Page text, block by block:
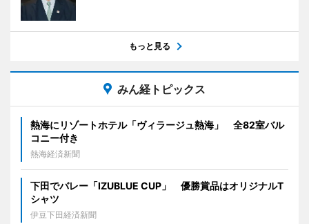
もっと見る
みん経トピックス
熱海にリゾートホテル「ヴィラージュ熱海」 全82室バル
コニー付き
熱海経済新聞
下田でバレー「IZUBLUE CUP」 優勝賞品はオリジナルT
シャツ
伊豆下田経済新聞